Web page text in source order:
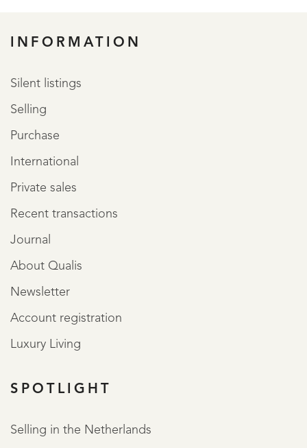
INFORMATION
Silent listings
Selling
Purchase
International
Private sales
Recent transactions
Journal
About Qualis
Newsletter
Account registration
Luxury Living
SPOTLIGHT
Selling in the Netherlands